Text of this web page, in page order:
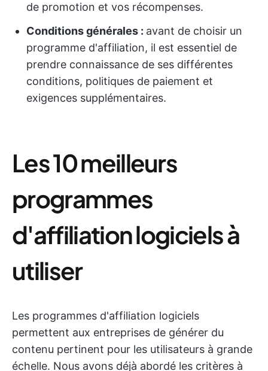
de promotion et vos récompenses.
Conditions générales : avant de choisir un
programme d'affiliation, il est essentiel de
prendre connaissance de ses différentes
conditions, politiques de paiement et
exigences supplémentaires.
Les 10 meilleurs
programmes
d'affiliation logiciels à
utiliser
Les programmes d'affiliation logiciels
permettent aux entreprises de générer du
contenu pertinent pour les utilisateurs à grande
échelle. Nous avons déjà abordé les critères à